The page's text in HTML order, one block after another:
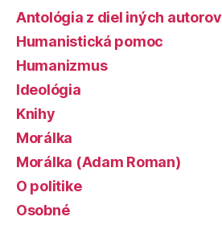
Antológia z diel iných autorov
Humanistická pomoc
Humanizmus
Ideológia
Knihy
Morálka
Morálka (Adam Roman)
O politike
Osobné